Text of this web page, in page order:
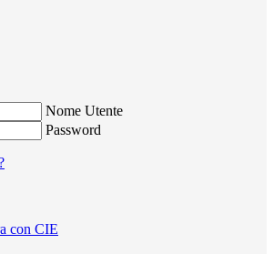
Nome Utente
Password
con CIE